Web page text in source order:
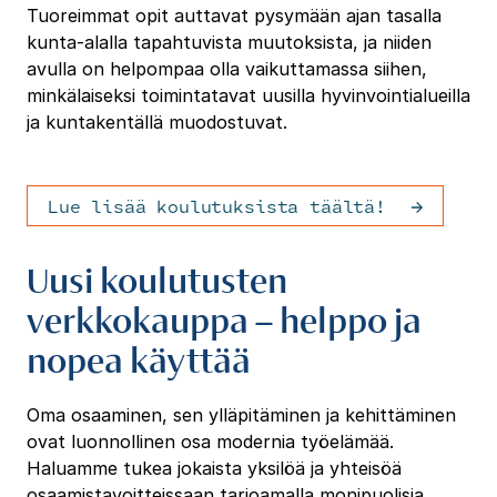
Tuoreimmat opit auttavat pysymään ajan tasalla
kunta-alalla tapahtuvista muutoksista, ja niiden
avulla on helpompaa olla vaikuttamassa siihen,
minkälaiseksi toimintatavat uusilla hyvinvointialueilla
ja kuntakentällä muodostuvat.
Lue lisää koulutuksista täältä!
Uusi koulutusten
verkkokauppa – helppo ja
nopea käyttää
Oma osaaminen, sen ylläpitäminen ja kehittäminen
ovat luonnollinen osa modernia työelämää.
Haluamme tukea jokaista yksilöä ja yhteisöä